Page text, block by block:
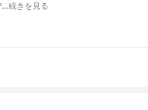
…続きを見る